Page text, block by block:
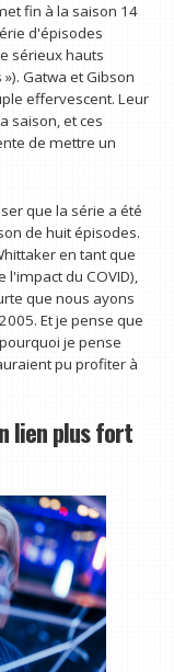
fin à la saison 14
d'épisodes
sérieux hauts
Gatwa et Gibson
effervescent. Leur
saison, et ces
de mettre un
que la série a été
de huit épisodes.
en tant que
l'impact du COVID),
que nous ayons
Et je pense que
je pense
pu profiter à
lien plus fort